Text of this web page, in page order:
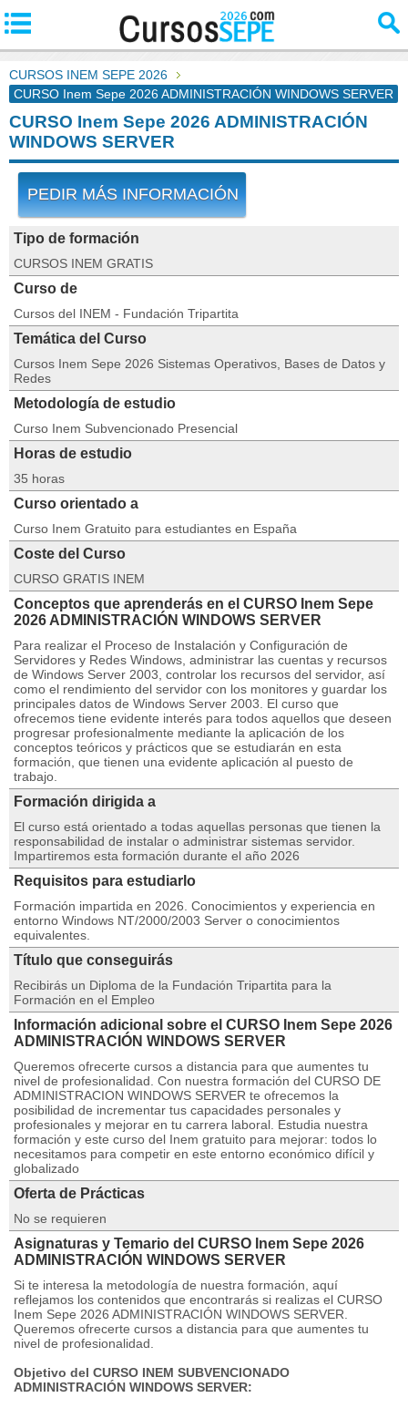
CURSOS INEM SEPE 2026
CURSO Inem Sepe 2026 ADMINISTRACIÓN WINDOWS SERVER
CURSO Inem Sepe 2026 ADMINISTRACIÓN
WINDOWS SERVER
PEDIR MÁS INFORMACIÓN
Tipo de formación
CURSOS INEM GRATIS
Curso de
Cursos del INEM - Fundación Tripartita
Temática del Curso
Cursos Inem Sepe 2026 Sistemas Operativos, Bases de Datos y
Redes
Metodología de estudio
Curso Inem Subvencionado Presencial
Horas de estudio
35 horas
Curso orientado a
Curso Inem Gratuito para estudiantes en España
Coste del Curso
CURSO GRATIS INEM
Conceptos que aprenderás en el CURSO Inem Sepe
2026 ADMINISTRACIÓN WINDOWS SERVER
Para realizar el Proceso de Instalación y Configuración de
Servidores y Redes Windows, administrar las cuentas y recursos
de Windows Server 2003, controlar los recursos del servidor, así
como el rendimiento del servidor con los monitores y guardar los
principales datos de Windows Server 2003. El curso que
ofrecemos tiene evidente interés para todos aquellos que deseen
progresar profesionalmente mediante la aplicación de los
conceptos teóricos y prácticos que se estudiarán en esta
formación, que tienen una evidente aplicación al puesto de
trabajo.
Formación dirigida a
El curso está orientado a todas aquellas personas que tienen la
responsabilidad de instalar o administrar sistemas servidor.
Impartiremos esta formación durante el año 2026
Requisitos para estudiarlo
Formación impartida en 2026. Conocimientos y experiencia en
entorno Windows NT/2000/2003 Server o conocimientos
equivalentes.
Título que conseguirás
Recibirás un Diploma de la Fundación Tripartita para la
Formación en el Empleo
Información adicional sobre el CURSO Inem Sepe 2026
ADMINISTRACIÓN WINDOWS SERVER
Queremos ofrecerte cursos a distancia para que aumentes tu
nivel de profesionalidad. Con nuestra formación del CURSO DE
ADMINISTRACION WINDOWS SERVER te ofrecemos la
posibilidad de incrementar tus capacidades personales y
profesionales y mejorar en tu carrera laboral. Estudia nuestra
formación y este curso del Inem gratuito para mejorar: todos lo
necesitamos para competir en este entorno económico difícil y
globalizado
Oferta de Prácticas
No se requieren
Asignaturas y Temario del CURSO Inem Sepe 2026
ADMINISTRACIÓN WINDOWS SERVER
Si te interesa la metodología de nuestra formación, aquí
reflejamos los contenidos que encontrarás si realizas el CURSO
Inem Sepe 2026 ADMINISTRACIÓN WINDOWS SERVER.
Queremos ofrecerte cursos a distancia para que aumentes tu
nivel de profesionalidad.
Objetivo del CURSO INEM SUBVENCIONADO
ADMINISTRACIÓN WINDOWS SERVER: